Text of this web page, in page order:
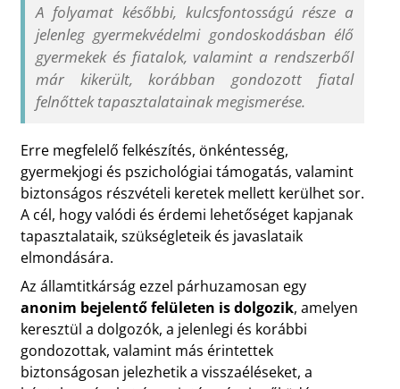
A folyamat későbbi, kulcsfontosságú része a
jelenleg gyermekvédelmi gondoskodásban élő
gyermekek és fiatalok, valamint a rendszerből
már kikerült, korábban gondozott fiatal
felnőttek tapasztalatainak megismerése.
Erre megfelelő felkészítés, önkéntesség,
gyermekjogi és pszichológiai támogatás, valamint
biztonságos részvételi keretek mellett kerülhet sor.
A cél, hogy valódi és érdemi lehetőséget kapjanak
tapasztalataik, szükségleteik és javaslataik
elmondására.
Az államtitkárság ezzel párhuzamosan egy
anonim bejelentő felületen is dolgozik, amelyen
keresztül a dolgozók, a jelenlegi és korábbi
gondozottak, valamint más érintettek
biztonságosan jelezhetik a visszaéléseket, a